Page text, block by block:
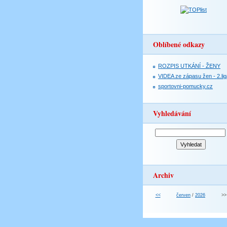
Oblíbené odkazy
ROZPIS UTKÁNÍ - ŽENY
VIDEA ze zápasu žen -
sportovni-pomucky.cz
Vyhledávání
Archiv
<< červen / 2026 >>